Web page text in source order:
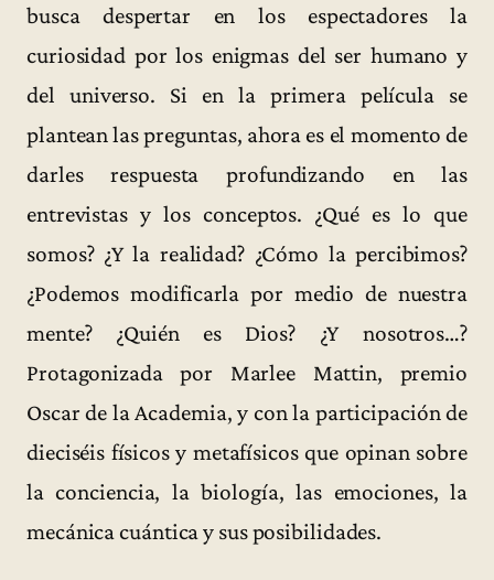
busca despertar en los espectadores la
curiosidad por los enigmas del ser humano y
del universo. Si en la primera película se
plantean las preguntas, ahora es el momento de
darles respuesta profundizando en las
entrevistas y los conceptos. ¿Qué es lo que
somos? ¿Y la realidad? ¿Cómo la percibimos?
¿Podemos modificarla por medio de nuestra
mente? ¿Quién es Dios? ¿Y nosotros…?
Protagonizada por Marlee Mattin, premio
Oscar de la Academia, y con la participación de
dieciséis físicos y metafísicos que opinan sobre
la conciencia, la biología, las emociones, la
mecánica cuántica y sus posibilidades.